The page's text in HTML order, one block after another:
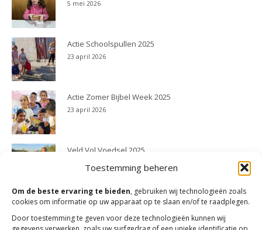
Toestemming beheren
Om de beste ervaring te bieden, gebruiken wij technologieën zoals
cookies om informatie op uw apparaat op te slaan en/of te raadplegen.
Door toestemming te geven voor deze technologieën kunnen wij
5 mei 2026
Actie Schoolspullen 2025
23 april 2026
Actie Zomer Bijbel Week 2025
23 april 2026
Veld Vol Voedsel 2025